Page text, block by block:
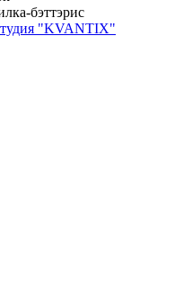
бэттэрис
"KVANTIX"